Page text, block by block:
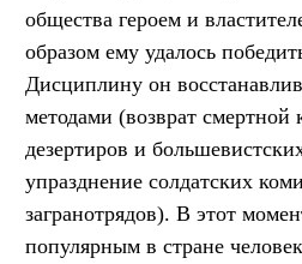
общества героем и
образом ему удалось
Дисциплину он
методами (возврат смертной
дезертиров и
упразднение солдатских
загранотрядов). В этот
популярным в стране